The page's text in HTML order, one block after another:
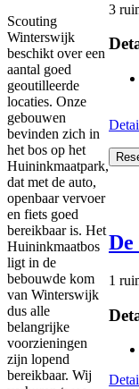
Scouting
Winterswijk
beschikt over een
aantal goed
geoutilleerde
locaties. Onze
gebouwen
bevinden zich in
het bos op het
Huininkmaatpark,
dat met de auto,
openbaar vervoer
en fiets goed
bereikbaar is. Het
Huininkmaatbos
ligt in de
bebouwde kom
van Winterswijk
dus alle
belangrijke
voorzieningen
zijn lopend
bereikbaar. Wij
3
1